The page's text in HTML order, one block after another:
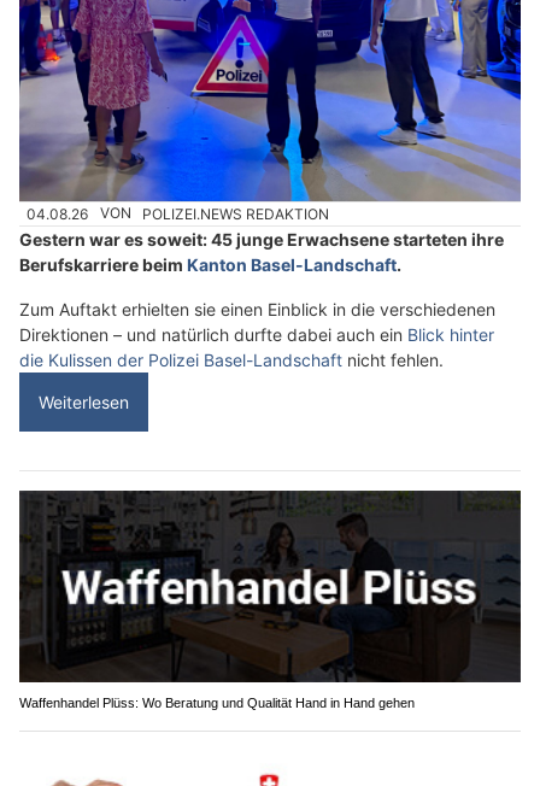
04.08.26 VON POLIZEI.NEWS REDAKTION
Gestern war es soweit: 45 junge Erwachsene starteten ihre
Berufskarriere beim Kanton Basel-Landschaft.
Zum Auftakt erhielten sie einen Einblick in die verschiedenen
Direktionen – und natürlich durfte dabei auch ein Blick hinter
die Kulissen der Polizei Basel-Landschaft nicht fehlen.
Weiterlesen
Waffenhandel Plüss: Wo Beratung und Qualität Hand in Hand gehen